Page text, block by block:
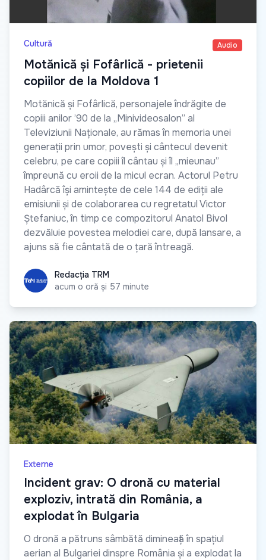
Cultură Audio
Motănică și Fofârlică - prietenii
copiilor de la Moldova 1
Motănică și Fofârlică, personajele îndrăgite de
copiii anilor ’90 de la „Minivideosalon” al
Televiziunii Naționale, au rămas în memoria unei
generații prin umor, povești și cântecul devenit
celebru, pe care copiii îl cântau și îl „mieunau”
împreună cu eroii de la micul ecran. Actorul Petru
Hadârcă își amintește de cele 144 de ediții ale
emisiunii și de colaborarea cu regretatul Victor
Ștefaniuc, în timp ce compozitorul Anatol Bivol
dezvăluie povestea melodiei care, după lansare, a
ajuns să fie cântată de o țară întreagă.
Redacția TRM
Redacția TRM
acum o oră și 57 minute
Externe
Incident grav: O dronă cu material
exploziv, intrată din România, a
explodat în Bulgaria
O dronă a pătruns sâmbătă dimineață în spațiul
aerian al Bulgariei dinspre România și a explodat la